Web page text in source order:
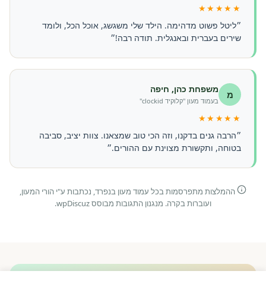
★★★★★
״ליטל פשוט מדהימה. הילד שלי משגשג, אוכל הכל, ולומד
שירים בעברית ובאנגלית. תודה רבה!״
מ משפחת כהן, חיפה
בעמוד מעון "קלוקיד clockid"
★★★★★
״הרבה גנים בדקנו, וזה הכי טוב שמצאנו. צוות יציב, סביבה
בטוחה, ותקשורת מצוינת עם ההורים.״
ההמלצות מתפרסמות בכל עמוד מעון בנפרד, נכתבות ע"י הורי המעון,
ועוברות בקרה. מנגנון התגובות מבוסס wpDiscuz.